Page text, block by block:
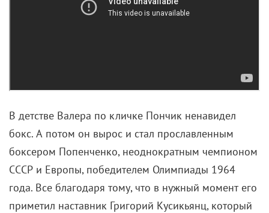
В детстве Валера по кличке Пончик ненавидел
бокс. А потом он вырос и стал прославленным
боксером Попенченко, неоднократным чемпионом
СССР и Европы, победителем Олимпиады 1964
года. Все благодаря тому, что в нужный момент его
приметил наставник Григорий Кусикьянц, который